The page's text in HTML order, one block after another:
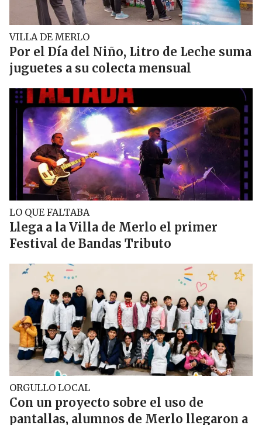
VILLA DE MERLO
Por el Día del Niño, Litro de Leche suma
juguetes a su colecta mensual
LO QUE FALTABA
Llega a la Villa de Merlo el primer
Festival de Bandas Tributo
ORGULLO LOCAL
Con un proyecto sobre el uso de
pantallas, alumnos de Merlo llegaron a